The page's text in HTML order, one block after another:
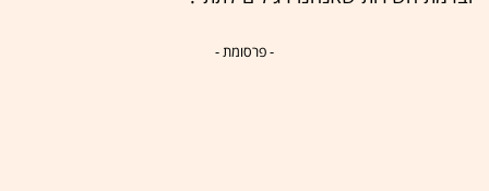
- פרסומת -